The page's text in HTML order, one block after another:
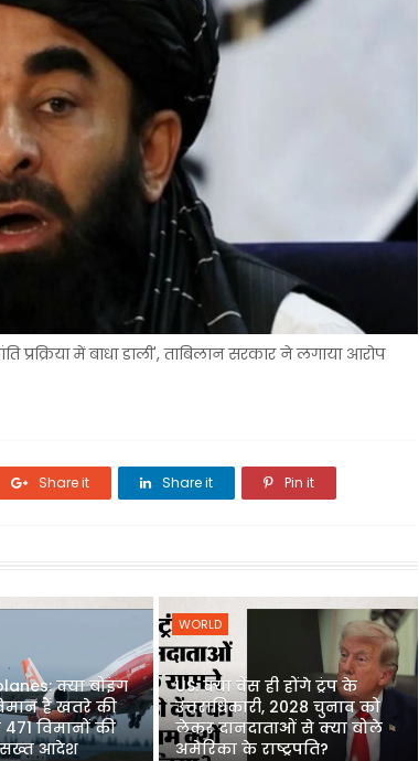
में बाधा डाली', ताबिलान सरकार ने लगाया आरोप
Share it Share it Pin it
क्या बोइंग
हैं खतरे की
विमानों की
सख्त आदेश
WORLD
US: क्या वेंस ही होंगे ट्रंप के
उत्तराधिकारी, 2028 चुनाव को
लेकर दानदाताओं से क्या बोले
अमेरिका के राष्ट्रपति?